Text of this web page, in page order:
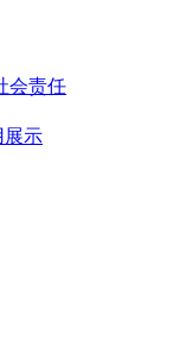
会责任
展示